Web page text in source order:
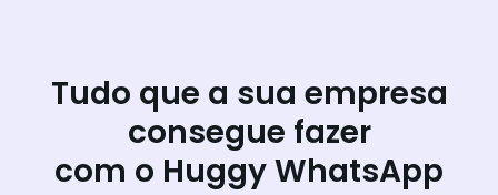
Tudo que a sua empresa
consegue fazer
com o Huggy WhatsApp